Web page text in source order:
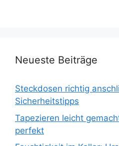
Neueste Beiträge
Steckdosen richtig
Sicherheitstipps
Tapezieren leicht
perfekt